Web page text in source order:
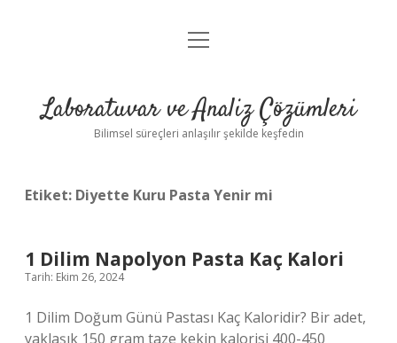
Anasayfa
Yasal Uyarı
menüyü
Laboratuvar ve Analiz Çözümleri
Bilimsel süreçleri anlaşılır şekilde keşfedin
Etiket: Diyette Kuru Pasta Yenir mi
1 Dilim Napolyon Pasta Kaç Kalori
Tarih: Ekim 26, 2024
1 Dilim Doğum Günü Pastası Kaç Kaloridir? Bir adet,
yaklaşık 150 gram taze kekin kalorisi 400-450